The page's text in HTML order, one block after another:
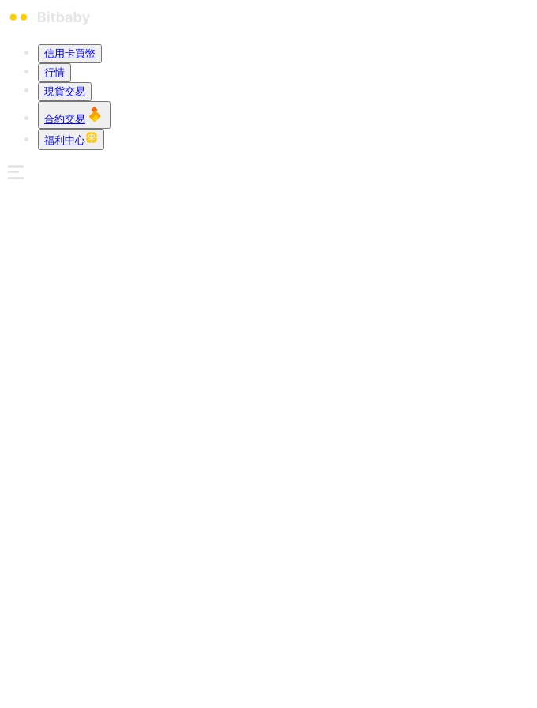
信用卡買幣
行情
現貨交易
合約交易
福利中心